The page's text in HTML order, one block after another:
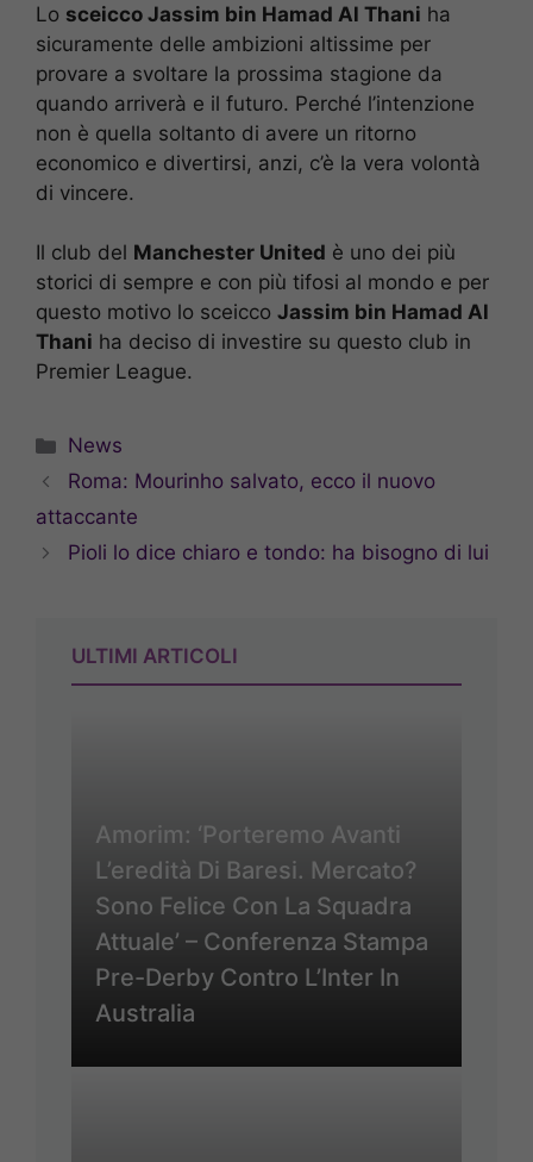
Lo sceicco Jassim bin Hamad Al Thani ha
sicuramente delle ambizioni altissime per
provare a svoltare la prossima stagione da
quando arriverà e il futuro. Perché l’intenzione
non è quella soltanto di avere un ritorno
economico e divertirsi, anzi, c’è la vera volontà
di vincere.
Il club del Manchester United è uno dei più
storici di sempre e con più tifosi al mondo e per
questo motivo lo sceicco Jassim bin Hamad Al
Thani ha deciso di investire su questo club in
Premier League.
Categorie
News
Roma: Mourinho salvato, ecco il nuovo
attaccante
Pioli lo dice chiaro e tondo: ha bisogno di lui
ULTIMI ARTICOLI
Amorim: ‘Porteremo Avanti
L’eredità Di Baresi. Mercato?
Sono Felice Con La Squadra
Attuale’ – Conferenza Stampa
Pre-Derby Contro L’Inter In
Australia